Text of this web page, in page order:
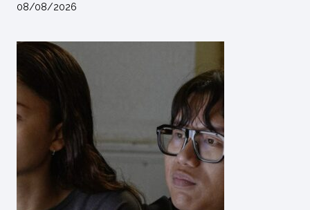
08/08/2026